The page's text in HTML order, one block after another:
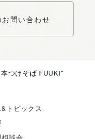
問い合わせ
つけそば FUUKI”
トピックス
談会